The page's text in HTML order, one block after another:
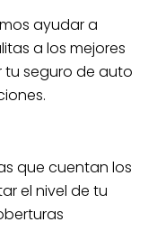
ayudar a
a los mejores
tu seguro de auto
que cuentan los
el nivel de tu